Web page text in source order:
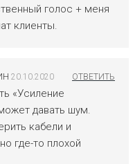
голос + меня
клиенты.
20.10.2020
«Усиление
давать шум.
кабели и
где-то плохой